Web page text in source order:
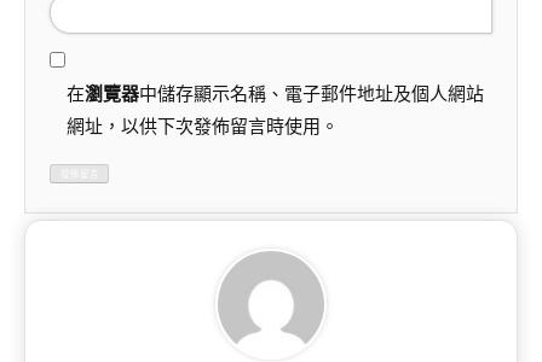
在瀏覽器中儲存顯示名稱、電子郵件地址及個人網站
網址，以供下次發佈留言時使用。